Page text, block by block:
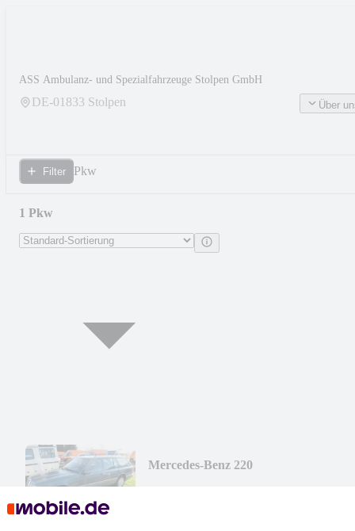
ASS Ambulanz- und Spezialfahrzeuge Stolpen GmbH
DE-01833 Stolpen Über
Filter Pkw
1 Pkw
Mercedes-Benz 220